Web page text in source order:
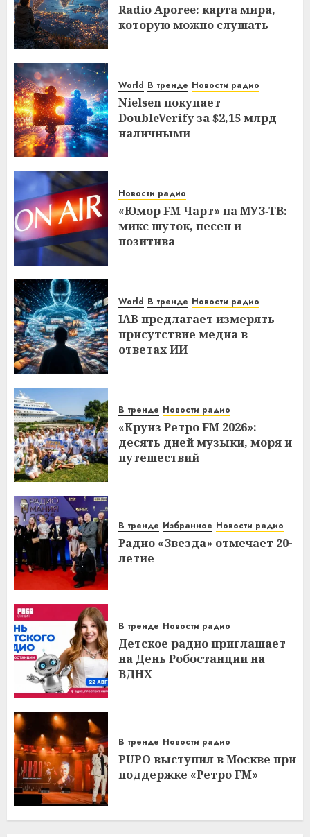
Radio Aporee: карта мира,
которую можно слушать
World В тренде Новости радио
Nielsen покупает
DoubleVerify за $2,15 млрд
наличными
Новости радио
«Юмор FM Чарт» на МУЗ‑ТВ:
микс шуток, песен и
позитива
World В тренде Новости радио
IAB предлагает измерять
присутствие медиа в
ответах ИИ
В тренде Новости радио
«Круиз Ретро FM 2026»:
десять дней музыки, моря и
путешествий
В тренде Избранное Новости радио
Радио «Звезда» отмечает 20-
летие
В тренде Новости радио
Детское радио приглашает
на День Робостанции на
ВДНХ
В тренде Новости радио
PUPO выступил в Москве при
поддержке «Ретро FM»